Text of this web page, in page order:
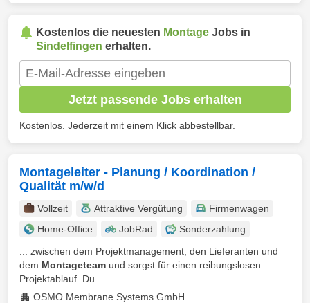
Kostenlos die neuesten Montage Jobs in
Sindelfingen erhalten.
Jetzt passende Jobs erhalten
Kostenlos. Jederzeit mit einem Klick abbestellbar.
Montageleiter - Planung / Koordination /
Qualität m/w/d
Vollzeit Attraktive Vergütung
Firmenwagen
Home-Office
JobRad
Sonderzahlung
... zwischen dem Projektmanagement, den Lieferanten und
dem Montageteam und sorgst für einen reibungslosen
Projektablauf. Du ...
OSMO Membrane Systems GmbH